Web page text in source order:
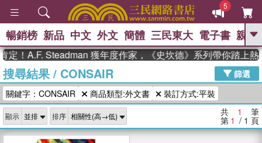
5
GO
高希均教授回憶錄
、 The Odyssey 、 父親節 、 花開錦
繡 、 暑期推薦 、 方念華 、
李登輝時代 、 數學女孩：黎曼猜想
、
如果歷史是一
群喵 、 臺灣漫遊錄
暢銷榜 新品 中文 外文 簡體 三民東大 電子書 親子
定！A.F. Steadman 獲年度作家，《史坎德》系列帶你踏上熱
搜尋結果/ CONSAIR
篩選
關鍵字：CONSAIR
商品類型:外文書 裝訂方式:平裝
顯示 排序 共 1 筆
第 1 / 1 頁